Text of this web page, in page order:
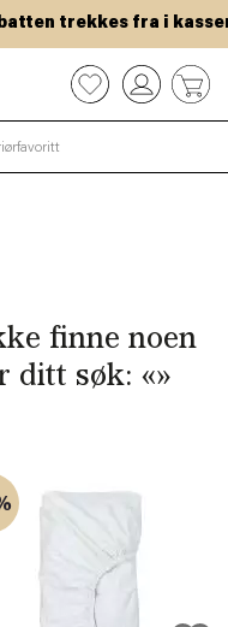
trekkes fra i
0
finne noen
ditt søk: «»